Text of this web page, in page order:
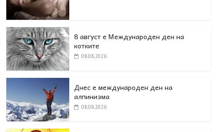
8 август е Международен ден на
котките
08.08.2026
Днес е международен ден на
алпинизма
08.08.2026